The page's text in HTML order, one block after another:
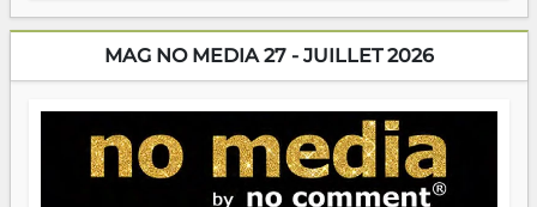
encore meilleures. Aina Rasamoelina vient de décrocher le
Prix RFI Instrumental Afrique. Miangaly Elia rafle le Prix
jeunes qui tiennent la torche. Alors oui, on pourrait
s'arrêter là, applaudir et rentrer chez soi satisfait. Mais ce
serait passer à côté d'une chose essentielle. La fougue, ça
brûle fort — et parfois, ça brûle vite. Une flamme sans
direction peut éclairer autant qu'elle peut consumer. C'est
MAG NO MEDIA 27 - JUILLET 2026